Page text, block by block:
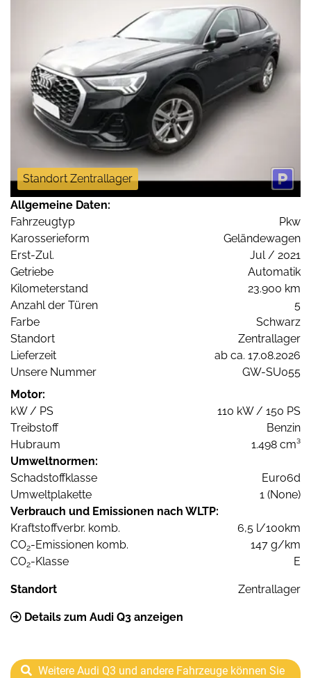
Standort Zentrallager
Allgemeine Daten:
Fahrzeugtyp
Pkw
Karosserieform
Geländewagen
Erst-Zul.
Jul / 2021
Getriebe
Automatik
Kilometerstand
23.900 km
Anzahl der Türen
5
Farbe
Schwarz
Standort
Zentrallager
Lieferzeit
ab ca. 17.08.2026
Unsere Nummer
GW-SU055
Motor:
kW / PS
110 kW / 150 PS
Treibstoff
Benzin
Hubraum
1.498 cm³
Umweltnormen:
Schadstoffklasse
Euro6d
Umweltplakette
1 (None)
Verbrauch und Emissionen nach WLTP:
Kraftstoffverbr. komb.
6,5 l/100km
CO2-Emissionen komb.
147 g/km
CO2-Klasse E
Standort Zentrallager
Details zum Audi Q3 anzeigen
Weitere Audi Q3 und andere Fahrzeuge können Sie